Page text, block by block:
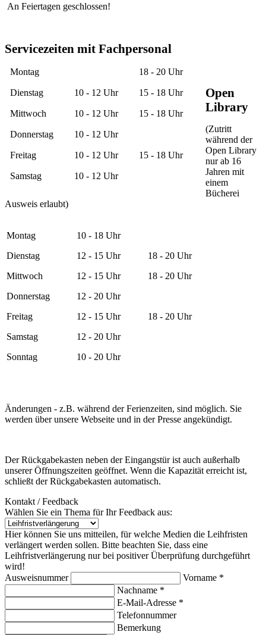
An Feiertagen geschlossen!
Servicezeiten mit Fachpersonal
Montag 18 - 20 Uhr
Dienstag 10 - 12 Uhr 15 - 18 Uhr
Mittwoch 10 - 12 Uhr 15 - 18 Uhr
Donnerstag 10 - 12 Uhr
Freitag 10 - 12 Uhr 15 - 18 Uhr
Samstag 10 - 12 Uhr
Open
Library
(Zutritt
während der
Open Library
nur ab 16
Jahren mit
einem
Bücherei
Ausweis erlaubt)
Montag
Dienstag
Mittwoch
Donnerstag
Freitag
Samstag
Sonntag
10 - 18 Uhr
12 - 15 Uhr
12 - 15 Uhr
12 - 20 Uhr
12 - 15 Uhr
12 - 20 Uhr
10 - 20 Uhr
18 - 20 Uhr
18 - 20 Uhr
18 - 20 Uhr
Änderungen - z.B. während der Ferienzeiten, sind möglich. Sie
werden über unsere Webseite und in der Presse angekündigt.
Der Rückgabekasten neben der Eingangstür ist auch außerhalb
unserer Öffnungszeiten geöffnet. Wenn die Kapazität erreicht ist,
schließt der Rückgabekasten automatisch.
Kontakt / Feedback
Wählen Sie ein Thema für Ihr Feedback aus:
Hier können Sie uns mitteilen, für welche Medien die Leihfristen
verlängert werden sollen. Bitte beachten Sie, dass eine
Leihfristverlängerung nur bei positiver Überprüfung durchgeführt
wird!
Ausweisnummer
Vorname *
Nachname *
E-Mail-Adresse *
Telefonnummer
Bemerkung